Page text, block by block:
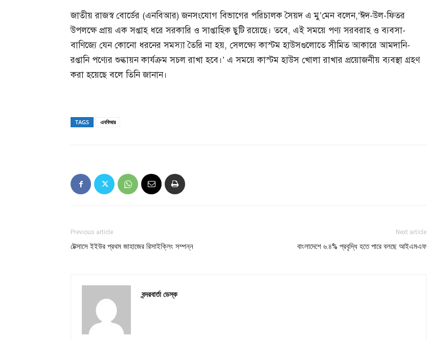
জাতীয় রাজস্ব বোর্ডের (এনবিআর) জনসংযোগ বিভাগের পরিচালক সৈয়দ এ মু’মেন বলেন,‘ঈদ-উল-ফিতর
উপলক্ষে প্রায় এক সপ্তাহ ধরে সরকারি ও সাপ্তাহিক ছুটি রয়েছে। তবে, এই সময়ে পণ্য সরবরাহ ও ব্যবসা-
বাণিজ্যে যেন কোনো ধরনের সমস্যা তৈরি না হয়, সেলক্ষ্যে কাস্টম হাউসগুলোতে সীমিত আকারে আমদানি-
রপ্তানি পণ্যের শুল্কায়ন কার্যক্রম সচল রাখা হবে।’ এ সময়ে কাস্টম হাউস খোলা রাখার প্রয়োজনীয় ব্যবস্থা গ্রহণ
করা হয়েছে বলে তিনি জানান।
TAGS এনবিআর
Previous article
টেক্সাসে ইইউর প্রথম জাহাজের রিসাইক্লিং সম্পন্ন
Next article
বাংলাদেশে ৬.৪% প্রবৃদ্ধি হতে পারে বলছে আইএমএফ
বন্দরবার্তা ডেস্ক